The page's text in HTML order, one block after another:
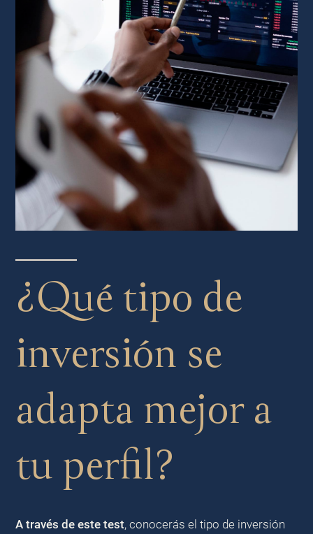
¿Qué tipo de
inversión se
adapta mejor a
tu perfil?
A través de este test, conocerás el tipo de inversión